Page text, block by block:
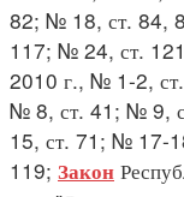
82; № 18, ст. 84,
117; № 24, ст.
2010 г., № 1-2,
№ 8, ст. 41; № 9,
15, ст. 71; № 17-
119; Закон